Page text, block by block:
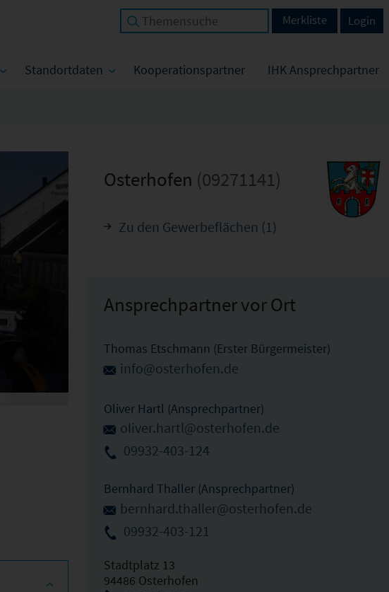
Standortdaten Kooperationspartner IHK Ansprechpartner
Login
Merkliste
Osterhofen (09271141)
Zu den Gewerbeflächen (1)
Ansprechpartner vor Ort
Thomas Etschmann (Erster Bürgermeister)
info@osterhofen.de
Oliver Hartl (Ansprechpartner)
oliver.hartl@osterhofen.de
09932-403-124
Bernhard Thaller (Ansprechpartner)
bernhard.thaller@osterhofen.de
09932-403-121
Stadtplatz 13
94486 Osterhofen